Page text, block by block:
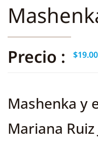
Precio : $
Mashenka y
Mariana